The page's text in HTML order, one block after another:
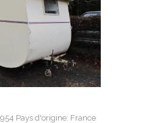
Pays d'origine: France